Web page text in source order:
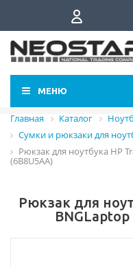
МЕНЮ
Главная Каталог
Сумки и рюкзаки для
Рюкзак для ноутбука HP
(6B8U5AA)
Рюкзак для